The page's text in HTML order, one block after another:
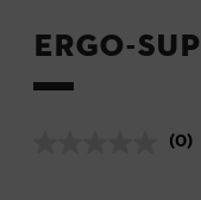
Ergo-
(0)